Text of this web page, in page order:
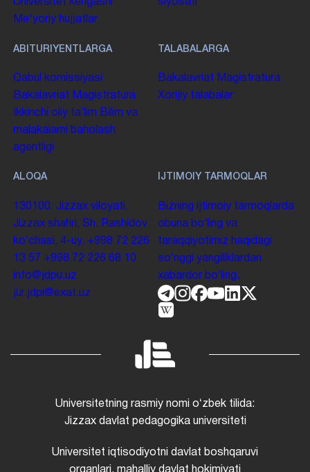
Universitet kengashi
Me'yoriy hujjatlar
siyosati
ABITURIYENTLARGA
Qabul komissiyasi
Bakalavriat Magistratura
Ikkinchi oliy taʼlim Bilim va
malakalarni baholash
agentligi
TALABALARGA
Bakalavriat Magistratura
Xorijiy talabalar
ALOQA
130100. Jizzax viloyati,
Jizzax shahri, Sh. Rashidov
koʻchasi, 4-uy. +998 72 226
13 57 +998 72 226 68 10
info@jdpu.uz
jiz.jdpi@exat.uz
IJTIMOIY TARMOQLAR
Bizning ijtimoiy tarmoqlarda
obuna boʻling va
taraqqiyotimiz haqidagi
soʻnggi yangiliklardan
xabardor boʻling.
Universitetning rasmiy nomi oʻzbek tilida:
Jizzax davlat pedagogika universiteti
Universitet iqtisodiyotni davlat boshqaruvi